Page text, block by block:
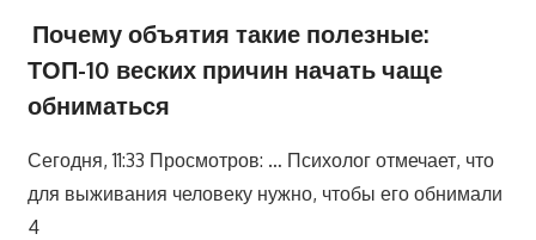
Почему объятия такие полезные:
ТОП-10 веских причин начать чаще
обниматься
Сегодня, 11:33 Просмотров: … Психолог отмечает, что
для выживания человеку нужно, чтобы его обнимали
4